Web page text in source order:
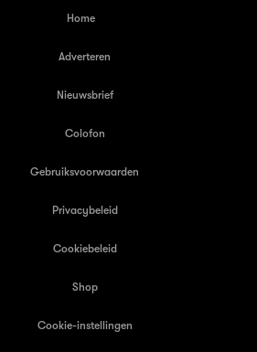
Home
Adverteren
Nieuwsbrief
Colofon
Gebruiksvoorwaarden
Privacybeleid
Cookiebeleid
Shop
Cookie-instellingen